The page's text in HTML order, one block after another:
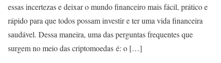
essas incertezas e deixar o mundo financeiro mais fácil, prático e
rápido para que todos possam investir e ter uma vida financeira
saudável. Dessa maneira, uma das perguntas frequentes que
surgem no meio das criptomoedas é: o […]